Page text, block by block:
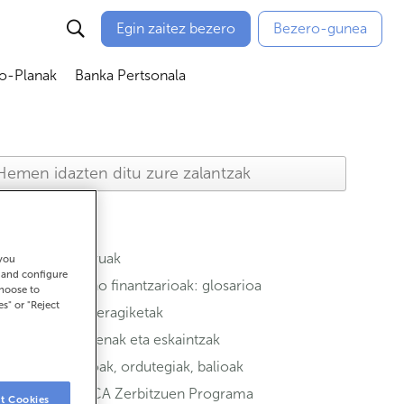
Egin zaitez bezero Bezero-gunea
Planak
Abrir submenú
Banka Pertsonala
Aseguruak
Termino finantzarioak: glosarioa
Ohiko eragiketak
Sustapenak eta eskaintzak
Bulegoak, ordutegiak, balioak
ABANCA Zerbitzuen Programa
configure
to
or "Reject
Cookies